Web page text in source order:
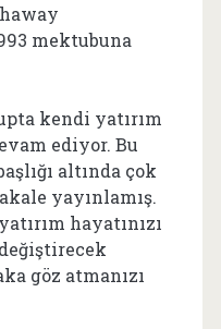
mektubuna
kendi yatırım
ediyor. Bu
altında çok
yayınlamış.
hayatınızı
göz atmanızı